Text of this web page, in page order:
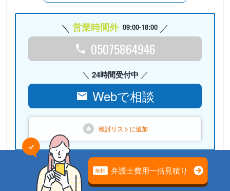
営業時間外 09:00-18:00
05075864946
24時間受付中
Webで相談
検討リストに追加
弁護士法人心（本部）